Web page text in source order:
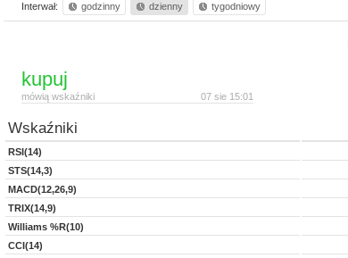
Interwał: godzinny dzienny tygodniowy
kupuj
07 sie 15:01
mówią wskaźniki
Wskaźniki
RSI(14)
STS(14,3)
MACD(12,26,9)
TRIX(14,9)
Williams %R(10)
CCI(14)